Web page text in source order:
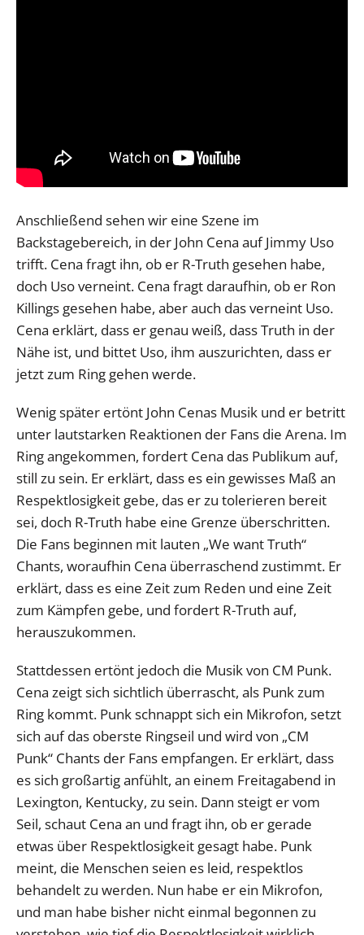
Anschließend sehen wir eine Szene im
Backstagebereich, in der John Cena auf Jimmy Uso
trifft. Cena fragt ihn, ob er R-Truth gesehen habe,
doch Uso verneint. Cena fragt daraufhin, ob er Ron
Killings gesehen habe, aber auch das verneint Uso.
Cena erklärt, dass er genau weiß, dass Truth in der
Nähe ist, und bittet Uso, ihm auszurichten, dass er
jetzt zum Ring gehen werde.
Wenig später ertönt John Cenas Musik und er betritt
unter lautstarken Reaktionen der Fans die Arena. Im
Ring angekommen, fordert Cena das Publikum auf,
still zu sein. Er erklärt, dass es ein gewisses Maß an
Respektlosigkeit gebe, das er zu tolerieren bereit
sei, doch R-Truth habe eine Grenze überschritten.
Die Fans beginnen mit lauten „We want Truth“
Chants, woraufhin Cena überraschend zustimmt. Er
erklärt, dass es eine Zeit zum Reden und eine Zeit
zum Kämpfen gebe, und fordert R-Truth auf,
herauszukommen.
Stattdessen ertönt jedoch die Musik von CM Punk.
Cena zeigt sich sichtlich überrascht, als Punk zum
Ring kommt. Punk schnappt sich ein Mikrofon, setzt
sich auf das oberste Ringseil und wird von „CM
Punk“ Chants der Fans empfangen. Er erklärt, dass
es sich großartig anfühlt, an einem Freitagabend in
Lexington, Kentucky, zu sein. Dann steigt er vom
Seil, schaut Cena an und fragt ihn, ob er gerade
etwas über Respektlosigkeit gesagt habe. Punk
meint, die Menschen seien es leid, respektlos
behandelt zu werden. Nun habe er ein Mikrofon,
und man habe bisher nicht einmal begonnen zu